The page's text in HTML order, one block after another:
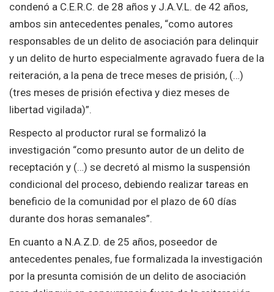
condenó a C.E.R.C. de 28 años y J.A.V.L. de 42 años,
ambos sin antecedentes penales, “como autores
responsables de un delito de asociación para delinquir
y un delito de hurto especialmente agravado fuera de la
reiteración, a la pena de trece meses de prisión, (…)
(tres meses de prisión efectiva y diez meses de
libertad vigilada)”.
Respecto al productor rural se formalizó la
investigación “como presunto autor de un delito de
receptación y (…) se decretó al mismo la suspensión
condicional del proceso, debiendo realizar tareas en
beneficio de la comunidad por el plazo de 60 días
durante dos horas semanales”.
En cuanto a N.A.Z.D. de 25 años, poseedor de
antecedentes penales, fue formalizada la investigación
por la presunta comisión de un delito de asociación